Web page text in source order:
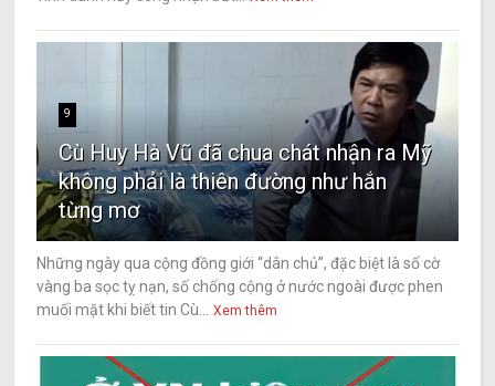
9
Cù Huy Hà Vũ đã chua chát nhận ra Mỹ
không phải là thiên đường như hắn
từng mơ
Những ngày qua cộng đồng giới “dân chủ”, đặc biệt là số cờ
vàng ba sọc tỵ nạn, số chống cộng ở nước ngoài được phen
muối mặt khi biết tin Cù...
Xem thêm